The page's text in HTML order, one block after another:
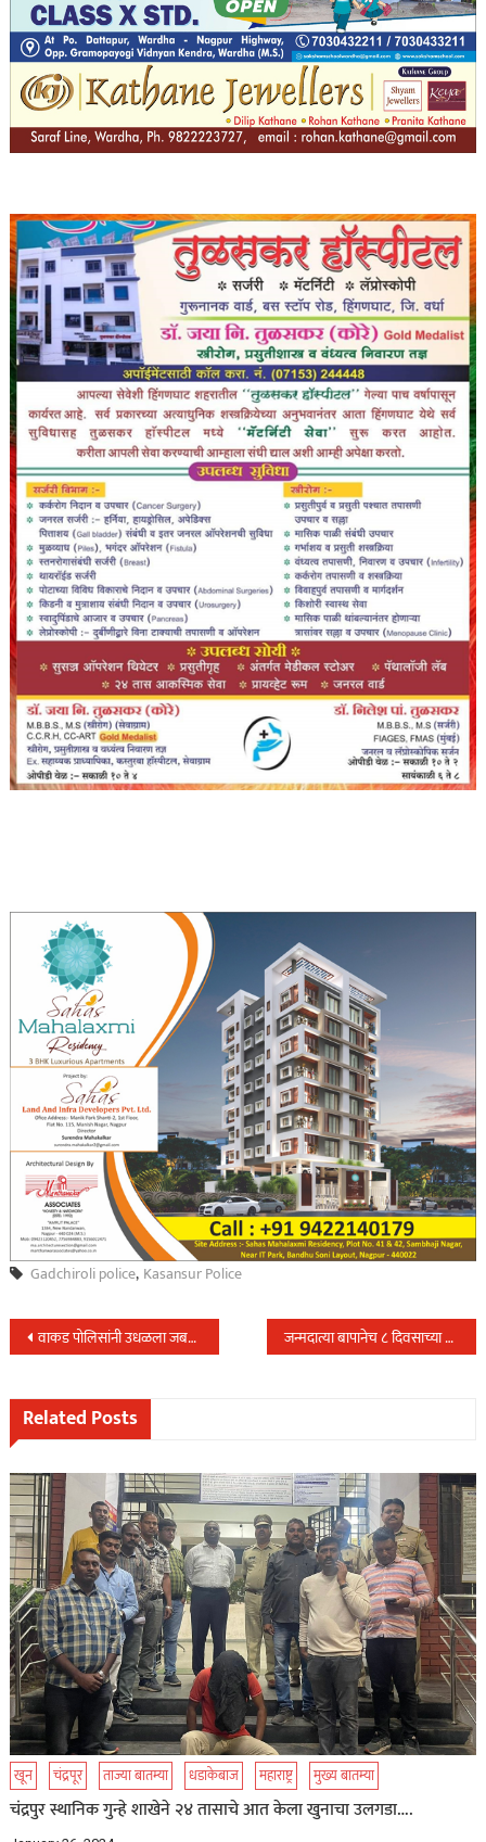
Gadchiroli police, Kasansur Police
Post
navigation
वाकड पोलिसांनी उधळला जबरी चोरीचा डाव… जन्मदात्या बापानेच ८ दिवसाच्या चिमुकलीच्या तोंडात तंबाखू कोंबून केली हत्या, कारण..
Related Posts
खून चंद्रपूर ताज्या बातम्या धडाकेबाज महाराष्ट्र मुख्य बातम्या
चंद्रपुर स्थानिक गुन्हे शाखेने २४ तासाचे आत केला खुनाचा उलगडा….